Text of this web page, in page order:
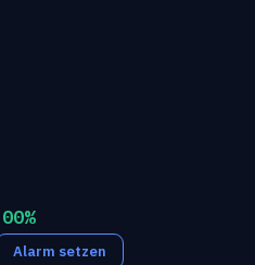
Alarm setzen